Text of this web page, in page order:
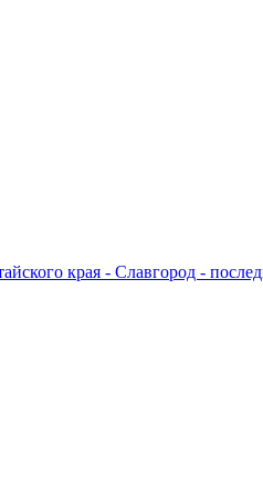
края - Славгород -